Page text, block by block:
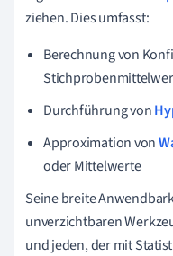
ziehen. Dies umfasst:
Berechnung von
Durchführung von
Approximation von
oder Mittelwerte
Seine breite
unverzichtbaren
und jeden, der mit